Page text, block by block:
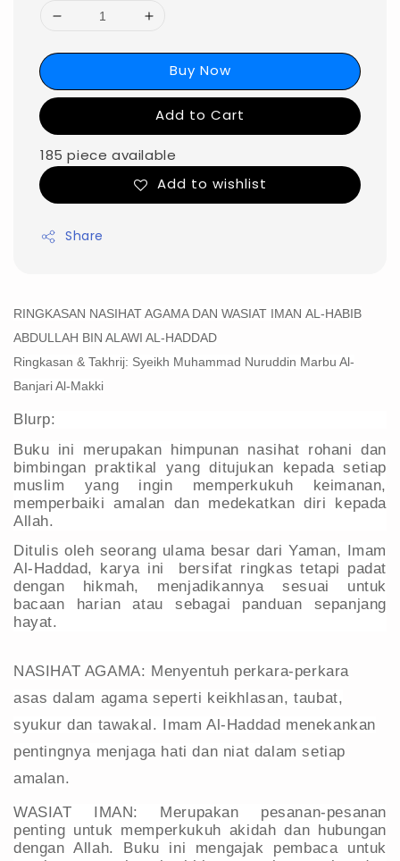
Buy Now
Add to Cart
185 piece available
Add to wishlist
Share
RINGKASAN NASIHAT AGAMA DAN WASIAT IMAN AL-HABIB
ABDULLAH BIN ALAWI AL-HADDAD
Ringkasan & Takhrij: Syeikh Muhammad Nuruddin Marbu Al-
Banjari Al-Makki
Blurp:
Buku ini merupakan himpunan nasihat rohani dan
bimbingan praktikal yang ditujukan kepada setiap
muslim yang ingin memperkukuh keimanan,
memperbaiki amalan dan medekatkan diri kepada
Allah.
Ditulis oleh seorang ulama besar dari Yaman, Imam
Al-Haddad, karya ini bersifat ringkas tetapi padat
dengan hikmah, menjadikannya sesuai untuk
bacaan harian atau sebagai panduan sepanjang
hayat.
NASIHAT AGAMA: Menyentuh perkara-perkara
asas dalam agama seperti keikhlasan, taubat,
syukur dan tawakal. Imam Al-Haddad menekankan
pentingnya menjaga hati dan niat dalam setiap
amalan.
WASIAT IMAN: Merupakan pesanan-pesanan
penting untuk memperkukuh akidah dan hubungan
dengan Allah. Buku ini mengajak pembaca untuk